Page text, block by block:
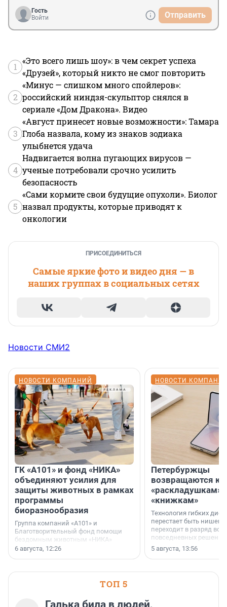
Гость
Войти
Отправить
1
«Это всего лишь шоу»: в чем секрет успеха
«Друзей», который никто не смог повторить
2
«Минус — слишком много спойлеров»:
российский ниндзя-скульптор снялся в
сериале «Дом Дракона». Видео
3
«Август принесет новые возможности»: Тамара
Глоба назвала, кому из знаков зодиака
улыбнется удача
4
Надвигается волна пугающих вирусов —
ученые потребовали срочно усилить
безопасность
5
«Сами кормите свои будущие опухоли». Биолог
назвал продукты, которые приводят к
онкологии
ПРИСОЕДИНИТЬСЯ
Самые яркие фото и видео дня — в
наших группах в социальных сетях
Новости СМИ2
НОВОСТИ КОМПАНИЙ
ГК «А101» и фонд «НИКА»
объединяют усилия для
защиты животных в рамках
программы
биоразнообразия
Группа компаний «А101» и
Благотворительный фонд помощи
бездомным животным «НИКА»
заключили соглашение о
6 августа, 12:26
НОВОСТИ
Петербуржцы
возвращаются к
«раскладушкам»
«книжкам»
Технология гибких
перестает быть
переходит в разряд
повседневных
5 августа, 13:56
ТОП 5
Галька била в людей,